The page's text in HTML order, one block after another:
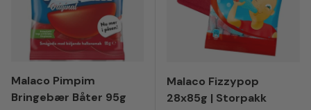
Malaco Pimpim
Bringebær Båter 95g
Malaco Fizzypop
28x85g | Storpakk